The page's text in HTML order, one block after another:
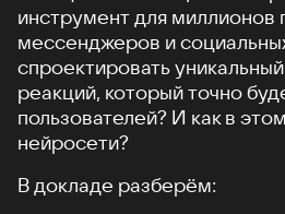
инструмент для миллионов
мессенджеров и
спроектировать
реакций, который точно
пользователей? И как в
нейросети?
В докладе разберём: